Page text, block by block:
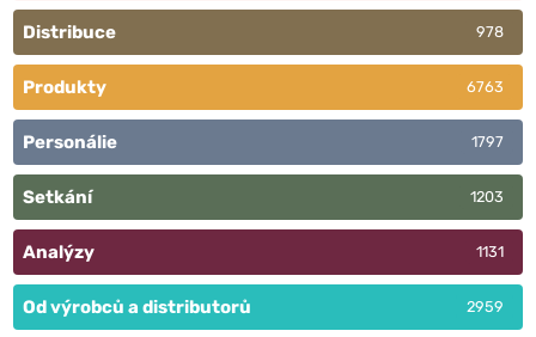
Distribuce 978
Produkty 6763
Personálie 1797
Setkání 1203
Analýzy 1131
Od výrobců a distributorů 2959